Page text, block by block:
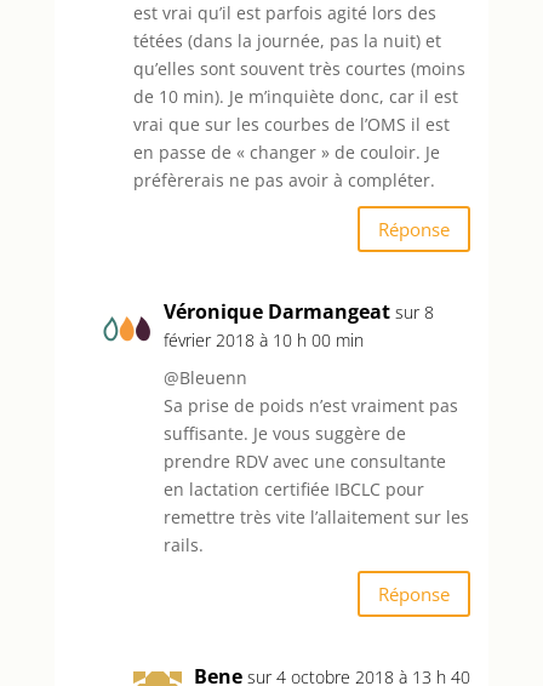
est vrai qu’il est parfois agité lors des
tétées (dans la journée, pas la nuit) et
qu’elles sont souvent très courtes (moins
de 10 min). Je m’inquiète donc, car il est
vrai que sur les courbes de l’OMS il est
en passe de « changer » de couloir. Je
préfèrerais ne pas avoir à compléter.
Réponse
Véronique Darmangeat sur 8
février 2018 à 10 h 00 min
@Bleuenn
Sa prise de poids n’est vraiment pas
suffisante. Je vous suggère de
prendre RDV avec une consultante
en lactation certifiée IBCLC pour
remettre très vite l’allaitement sur les
rails.
Réponse
Bene sur 4 octobre 2018 à 13 h 40